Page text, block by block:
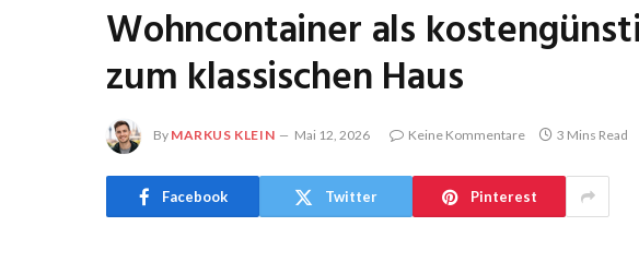
Wohncontainer als
zum klassischen Haus
By MARKUS KLEIN Mai 12, 2026 Keine Kommentare 3 Mins Read
Facebook Twitter Pinterest